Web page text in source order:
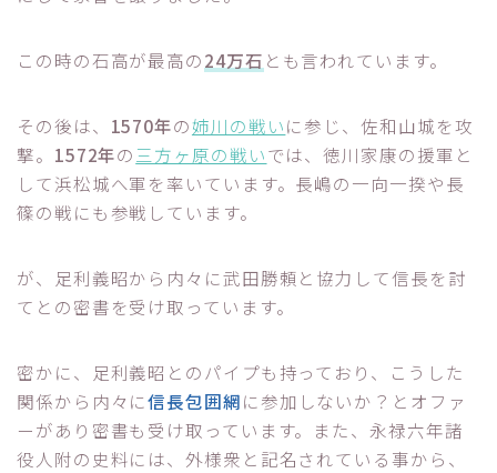
この時の石高が最高の24万石 とも言われています。
その後は、 1570年の姉川の戦いに参じ、佐和山城を攻
撃。 1572年の 三方ヶ原の戦いでは、徳川家康の援軍と
して浜松城へ軍を率いています。長嶋の一向一揆や長
篠の戦にも参戦しています。
が、足利義昭から内々に武田勝頼と協力して信長を討
てとの密書を受け取っています。
密かに、足利義昭とのパイプも持っており、こうした
関係から内々に信長包囲網に参加しないか？とオファ
ーがあり密書も受け取っています。また、永禄六年諸
役人附の史料には、外様衆と記名されている事から、